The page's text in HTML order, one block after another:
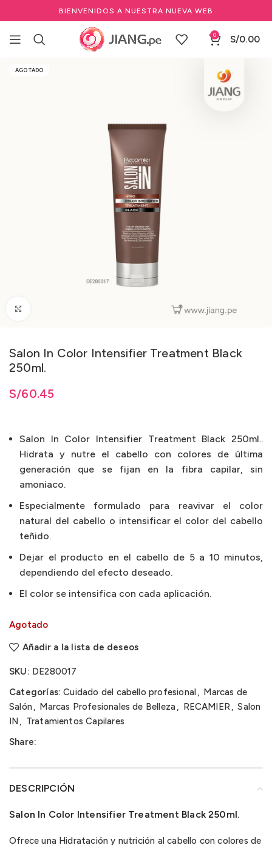
BIENVENIDOS A NUESTRA NUEVA WEB
0 S/0.00
Inicio Salones de Belleza
Cuidado del cabello profesional
AGOTADO
Salon In Color Intensifier Treatment Black
250ml.
S/60.45
Salon In Color Intensifier Treatment Black 250ml..
Hidrata y nutre el cabello con colores de última
generación que se fijan en la fibra capilar, sin
amoniaco.
Especialmente formulado para reavivar el color
natural del cabello o intensificar el color del cabello
teñido.
Dejar el producto en el cabello de 5 a 10 minutos,
dependiendo del efecto deseado.
El color se intensifica con cada aplicación.
Agotado
Añadir a la lista de deseos
SKU: DE280017
Categorías: Cuidado del cabello profesional, Marcas de
Salón, Marcas Profesionales de Belleza, RECAMIER, Salon
IN, Tratamientos Capilares
Share:
DESCRIPCIÓN
Salon In Color Intensifier Treatment Black 250ml.
Ofrece una Hidratación y nutrición al cabello con colores de